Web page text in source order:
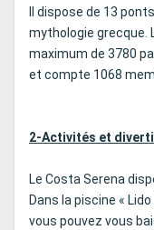
Il dispose de 13
mythologie grecque.
maximum de 3780
et compte 1068
2-Activités et
Le Costa Serena
Dans la piscine «
vous pouvez vous